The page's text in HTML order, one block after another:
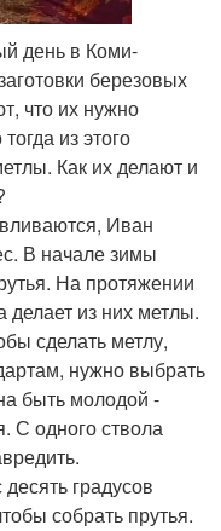
день в Коми-
березовых
что их нужно
из этого
Как их делают и
Иван
В начале зимы
На протяжении
делает из них метлы.
сделать метлу,
нужно выбрать
быть молодой -
С одного ствола
градусов
собрать прутья.